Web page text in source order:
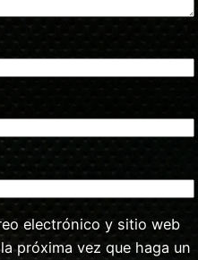
electrónico y sitio web
próxima vez que haga un